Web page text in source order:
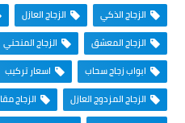
الزجاج الذكي
الزجاج العازل
الزجاج المعشق
الزجاج المنحني
ابواب زجاج سحاب
اسعار تركيب
الزجاج المزدوج العازل
الزجاج